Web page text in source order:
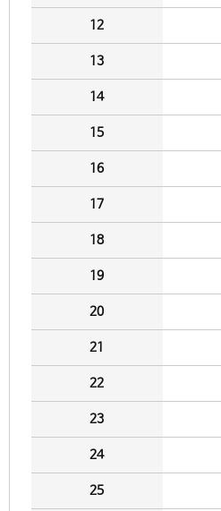
12
13
14
15
16
17
18
19
20
21
22
23
24
25